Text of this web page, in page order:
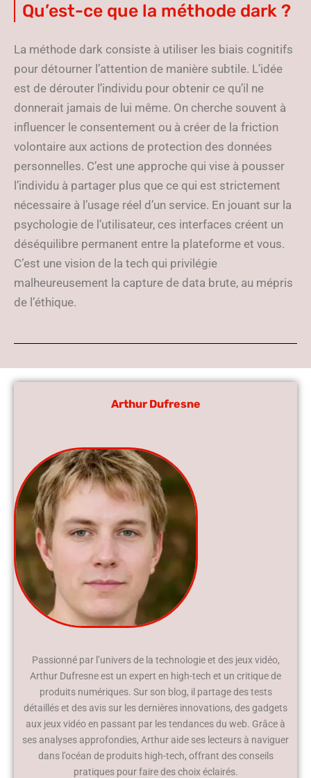
Qu’est-ce que la méthode dark ?
La méthode dark consiste à utiliser les biais cognitifs
pour détourner l’attention de manière subtile. L’idée
est de dérouter l’individu pour obtenir ce qu’il ne
donnerait jamais de lui même. On cherche souvent à
influencer le consentement ou à créer de la friction
volontaire aux actions de protection des données
personnelles. C’est une approche qui vise à pousser
l’individu à partager plus que ce qui est strictement
nécessaire à l’usage réel d’un service. En jouant sur la
psychologie de l’utilisateur, ces interfaces créent un
déséquilibre permanent entre la plateforme et vous.
C’est une vision de la tech qui privilégie
malheureusement la capture de data brute, au mépris
de l’éthique.
Arthur Dufresne
Passionné par l’univers de la technologie et des jeux vidéo,
Arthur Dufresne est un expert en high-tech et un critique de
produits numériques. Sur son blog, il partage des tests
détaillés et des avis sur les dernières innovations, des gadgets
aux jeux vidéo en passant par les tendances du web. Grâce à
ses analyses approfondies, Arthur aide ses lecteurs à naviguer
dans l’océan de produits high-tech, offrant des conseils
pratiques pour faire des choix éclairés.